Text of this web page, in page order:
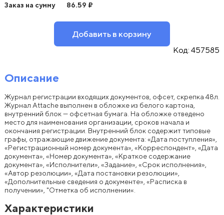
Заказ на сумму 86.59 ₽
Добавить в корзину
Код: 457585
Описание
Журнал регистрации входящих документов, офсет, скрепка 48л.
Журнал Attache выполнен в обложке из белого картона,
внутренний блок — офсетная бумага. На обложке отведено
место для наименования организации, сроков начала и
окончания регистрации. Внутренний блок содержит типовые
графы, отражающие движение документа: «Дата поступления»,
«Регистрационный номер документа», «Корреспондент», «Дата
документа», «Номер документа», «Краткое содержание
документа», «Исполнители», «Задание», «Срок исполнения»,
«Автор резолюции», «Дата постановки резолюции»,
«Дополнительные сведения о документе», «Расписка в
получении», "Отметка об исполнении«.
Характеристики